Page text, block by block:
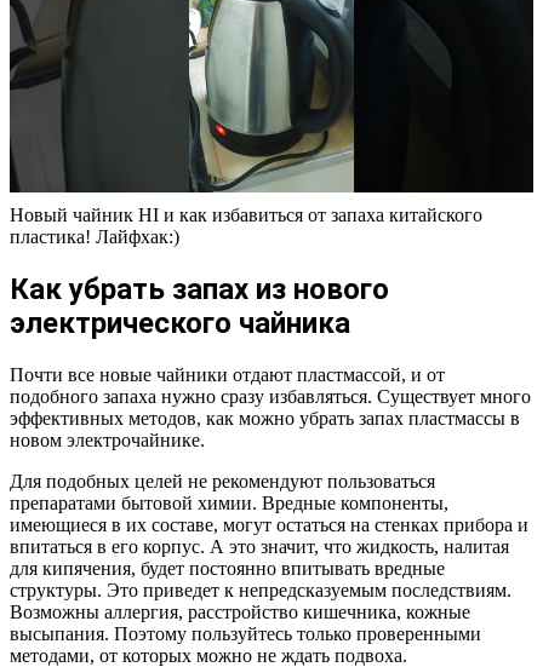
Новый чайник HI и как избавиться от запаха китайского
пластика! Лайфхак:)
Как убрать запах из нового
электрического чайника
Почти все новые чайники отдают пластмассой, и от
подобного запаха нужно сразу избавляться. Существует много
эффективных методов, как можно убрать запах пластмассы в
новом электрочайнике.
Для подобных целей не рекомендуют пользоваться
препаратами бытовой химии. Вредные компоненты,
имеющиеся в их составе, могут остаться на стенках прибора и
впитаться в его корпус. А это значит, что жидкость, налитая
для кипячения, будет постоянно впитывать вредные
структуры. Это приведет к непредсказуемым последствиям.
Возможны аллергия, расстройство кишечника, кожные
высыпания. Поэтому пользуйтесь только проверенными
методами, от которых можно не ждать подвоха.